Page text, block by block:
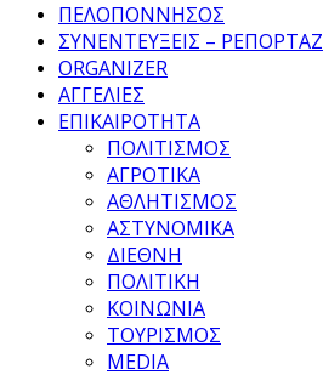
ΠΕΛΟΠΟΝΝΗΣΟΣ
ΣΥΝΕΝΤΕΥΞΕΙΣ – ΡΕΠΟΡΤΑΖ
ORGANIZER
ΑΓΓΕΛΙΕΣ
ΕΠΙΚΑΙΡΟΤΗΤΑ
ΠΟΛΙΤΙΣΜΟΣ
ΑΓΡΟΤΙΚΑ
ΑΘΛΗΤΙΣΜΟΣ
ΑΣΤΥΝΟΜΙΚΑ
ΔΙΕΘΝΗ
ΠΟΛΙΤΙΚΗ
ΚΟΙΝΩΝΙΑ
ΤΟΥΡΙΣΜΟΣ
MEDIA